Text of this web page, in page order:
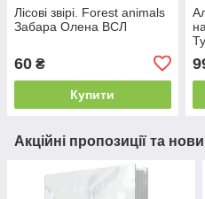
Лісові звірі. Forest animals
Забара Олена ВСЛ
60 ₴
Купити
Акційні пропозиції та